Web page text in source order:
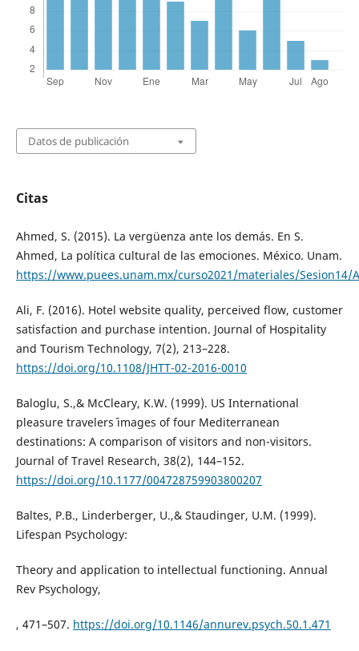
Datos de publicación
Citas
Ahmed, S. (2015). La vergüenza ante los demás. En S.
Ahmed, La política cultural de las emociones. México. Unam.
https://www.puees.unam.mx/curso2021/materiales/Sesion14/
Ali, F. (2016). Hotel website quality, perceived flow, customer
satisfaction and purchase intention. Journal of Hospitality
and Tourism Technology, 7(2), 213–228.
https://doi.org/10.1108/JHTT-02-2016-0010
Baloglu, S.,& McCleary, K.W. (1999). US International
pleasure travelers´ images of four Mediterranean
destinations: A comparison of visitors and non-visitors.
Journal of Travel Research, 38(2), 144–152.
https://doi.org/10.1177/004728759903800207
Baltes, P.B., Linderberger, U.,& Staudinger, U.M. (1999).
Lifespan Psychology:
Theory and application to intellectual functioning. Annual
Rev Psychology,
, 471–507. https://doi.org/10.1146/annurev.psych.50.1.471